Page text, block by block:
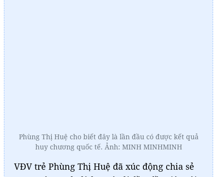
Phùng Thị Huệ cho biết đây là lần đầu có được kết quả
huy chương quốc tế. Ảnh: MINH MINHMINH
VĐV trẻ Phùng Thị Huệ đã xúc động chia sẻ